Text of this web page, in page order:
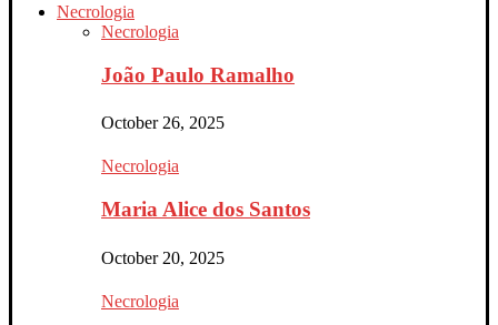
Necrologia
Necrologia
João Paulo Ramalho
October 26, 2025
Necrologia
Maria Alice dos Santos
October 20, 2025
Necrologia